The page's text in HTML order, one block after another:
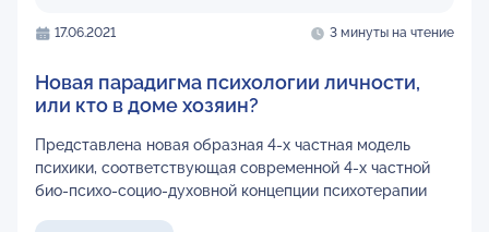
17.06.2021 3 минуты на чтение
Новая парадигма психологии личности,
или кто в доме хозяин?
Представлена новая образная 4-х частная модель
психики, соответствующая современной 4-х частной
био-психо-социо-духовной концепции психотерапии